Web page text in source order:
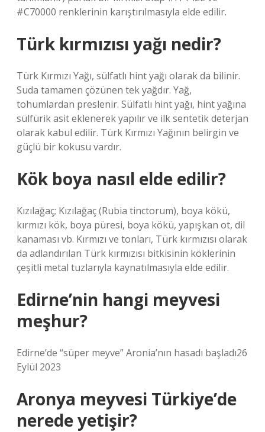
#C70000 renklerinin karıştırılmasıyla elde edilir.
Türk kırmızısı yağı nedir?
Türk Kırmızı Yağı, sülfatlı hint yağı olarak da bilinir.
Suda tamamen çözünen tek yağdır. Yağ,
tohumlardan preslenir. Sülfatlı hint yağı, hint yağına
sülfürik asit eklenerek yapılır ve ilk sentetik deterjan
olarak kabul edilir. Türk Kırmızı Yağının belirgin ve
güçlü bir kokusu vardır.
Kök boya nasıl elde edilir?
Kızılağaç; Kızılağaç (Rubia tinctorum), boya kökü,
kırmızı kök, boya püresi, boya kökü, yapışkan ot, dil
kanaması vb. Kırmızı ve tonları, Türk kırmızısı olarak
da adlandırılan Türk kırmızısı bitkisinin köklerinin
çeşitli metal tuzlarıyla kaynatılmasıyla elde edilir.
Edirne’nin hangi meyvesi
meşhur?
Edirne’de “süper meyve” Aronia’nın hasadı başladı26
Eylül 2023
Aronya meyvesi Türkiye’de
nerede yetişir?